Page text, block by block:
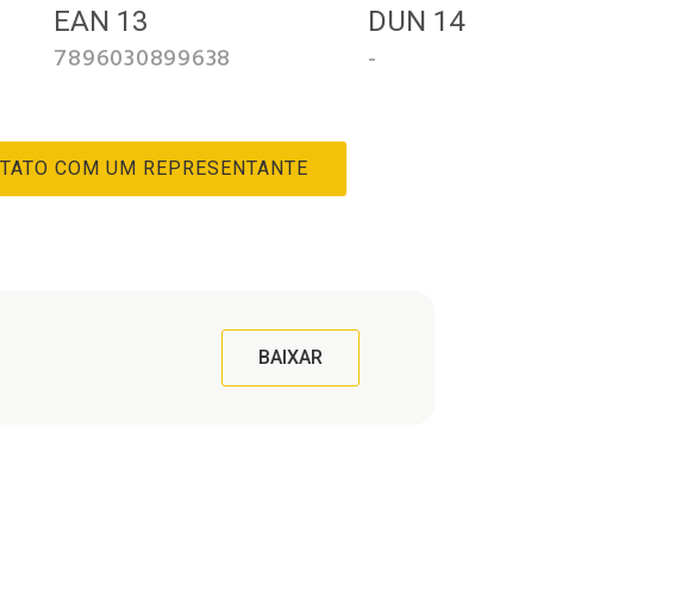
EAN 13
7896030899638
DUN 14
-
COM UM REPRESENTANTE
BAIXAR